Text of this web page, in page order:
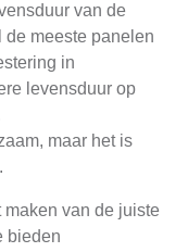
van de
meeste panelen
in
levensduur op
maar het is
van de juiste
bieden